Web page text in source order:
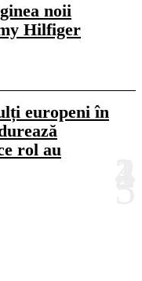
noii
Hilfiger
europeni în
rol au